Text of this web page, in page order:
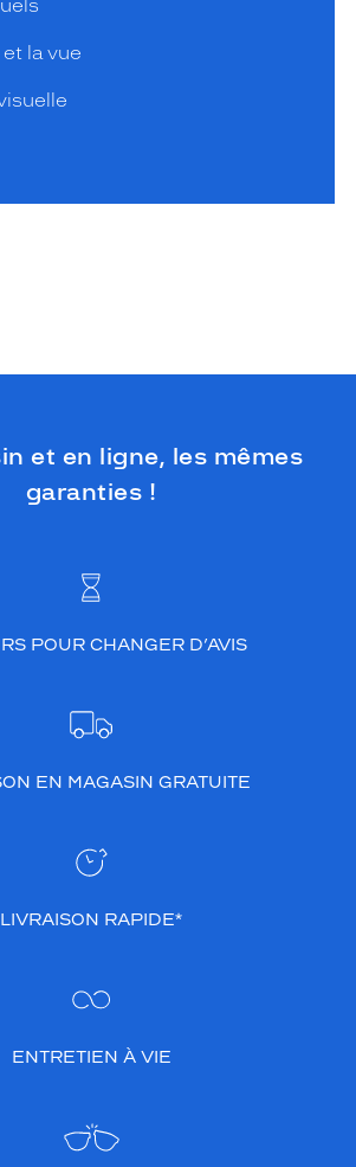
la vue
et en ligne, les mêmes
garanties !
POUR CHANGER D’AVIS
EN MAGASIN GRATUITE
LIVRAISON RAPIDE*
ENTRETIEN À VIE